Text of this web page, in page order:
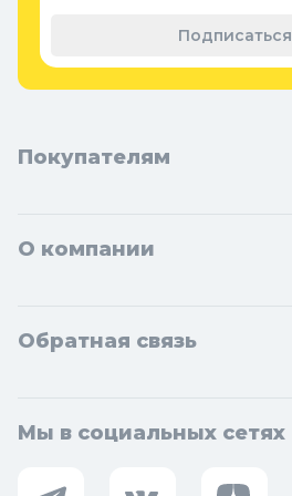
Подписаться
Покупателям
О компании
Обратная связь
Мы в социальных сетях